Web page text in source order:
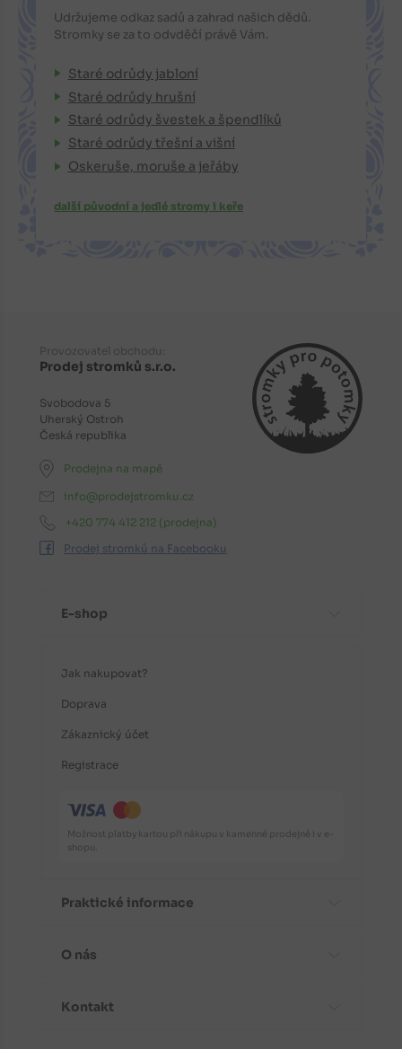
Udržujeme odkaz sadů a zahrad našich dědů.
Stromky se za to odvděčí právě Vám.
Staré odrůdy jabloní
Staré odrůdy hrušní
Staré odrůdy švestek a špendlíků
Staré odrůdy třešní a višní
Oskeruše, moruše a jeřáby
další původní a jedlé stromy i keře
Provozovatel obchodu:
Prodej stromků s.r.o.
Svobodova 5
Uherský Ostroh
Česká republika
Prodejna na mapě
info@prodejstromku.cz
+420 774 412 212 (prodejna)
Prodej stromků na Facebooku
E-shop
Jak nakupovat?
Doprava
Zákaznický účet
Registrace
Možnost platby kartou při nákupu v kamenné prodejně i v e-
shopu.
Praktické informace
Časté dotazy
O nás
Aktuality
Kontakt